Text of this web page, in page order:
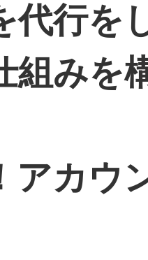
代行を
組みを
アカウ